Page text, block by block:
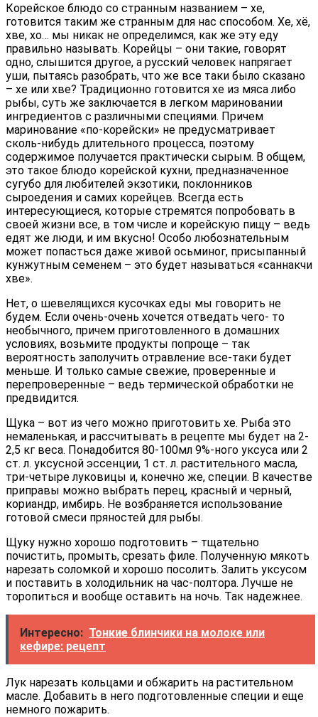
Корейское блюдо со странным названием – хе,
готовится таким же странным для нас способом. Хе, хё,
хве, хо… мы никак не определимся, как же эту еду
правильно называть. Корейцы – они такие, говорят
одно, слышится другое, а русский человек напрягает
уши, пытаясь разобрать, что же все таки было сказано
– хе или хве? Традиционно готовится хе из мяса либо
рыбы, суть же заключается в легком мариновании
ингредиентов с различными специями. Причем
маринование «по-корейски» не предусматривает
сколь-нибудь длительного процесса, поэтому
содержимое получается практически сырым. В общем,
это такое блюдо корейской кухни, предназначенное
сугубо для любителей экзотики, поклонников
сыроедения и самих корейцев. Всегда есть
интересующиеся, которые стремятся попробовать в
своей жизни все, в том числе и корейскую пищу – ведь
едят же люди, и им вкусно! Особо любознательным
может попасться даже живой осьминог, присыпанный
кунжутным семенем – это будет называться «саннакчи
хве».
Нет, о шевелящихся кусочках еды мы говорить не
будем. Если очень-очень хочется отведать чего- то
необычного, причем приготовленного в домашних
условиях, возьмите продукты попроще – так
вероятность заполучить отравление все-таки будет
меньше. И только самые свежие, проверенные и
перепроверенные – ведь термической обработки не
предвидится.
Щука – вот из чего можно приготовить хе. Рыба это
немаленькая, и рассчитывать в рецепте мы будет на 2-
2,5 кг веса. Понадобится 80-100мл 9%-ного уксуса или 2
ст. л. уксусной эссенции, 1 ст. л. растительного масла,
три-четыре луковицы и, конечно же, специи. В качестве
приправы можно выбрать перец, красный и черный,
кориандр, имбирь. Не возбраняется использование
готовой смеси пряностей для рыбы.
Щуку нужно хорошо подготовить – тщательно
почистить, промыть, срезать филе. Полученную мякоть
нарезать соломкой и хорошо посолить. Залить уксусом
и поставить в холодильник на час-полтора. Лучше не
торопиться и вообще оставить на ночь. Так надежнее.
Интересно: Тонкие блинчики на молоке или
кефире: рецепт
Лук нарезать кольцами и обжарить на растительном
масле. Добавить в него подготовленные специи и еще
немного пожарить.